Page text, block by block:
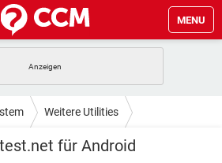
MENU
IOS
INSTAGRAM
Weitere Utilities
für Android